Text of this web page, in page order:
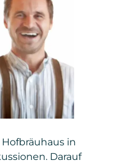
in
Darauf